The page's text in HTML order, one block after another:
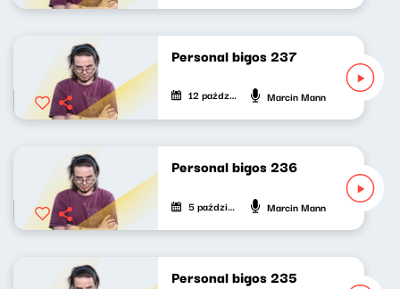
Personal bigos 237
12 października 2025 Marcin Mann
Personal bigos 236
5 października 2025 Marcin Mann
Personal bigos 235